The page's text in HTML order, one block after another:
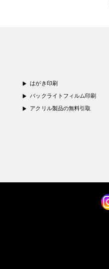
はがき印刷
バックライトフィルム印刷
アクリル製品の無料引取